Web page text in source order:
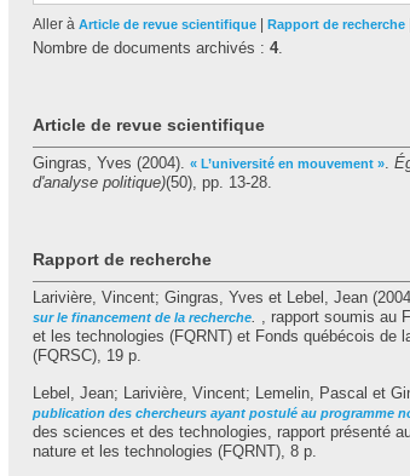
Aller à Article de revue scientifique Rapport de recherche
Nombre de documents archivés : 4.
Article de revue scientifique
Gingras, Yves (2004). « L’université en mouvement ».
d'analyse politique)(50), pp. 13-28.
Rapport de recherche
Larivière, Vincent; Gingras, Yves et Lebel, Jean
sur le financement de la recherche. , rapport soumis au
et les technologies (FQRNT) et Fonds québécois de
(FQRSC), 19 p.
Lebel, Jean; Larivière, Vincent; Lemelin, Pascal et
publication des chercheurs ayant postulé au programme
des sciences et des technologies, rapport présenté
nature et les technologies (FQRNT), 8 p.